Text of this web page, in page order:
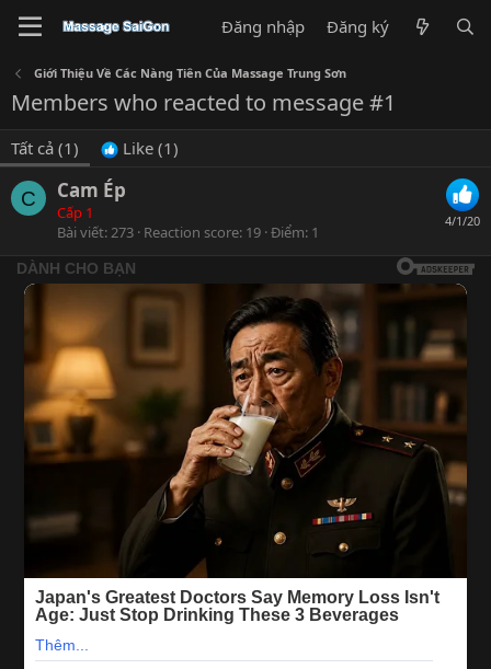
Đăng nhập Đăng ký
Giới Thiệu Về Các Nàng Tiên Của Massage Trung Sơn
Members who reacted to message #1
Tất cả (1) Like (1)
C
4/1/20
Cam Ép
Cấp 1
Bài viết 273 Reaction score 19 Điểm 1